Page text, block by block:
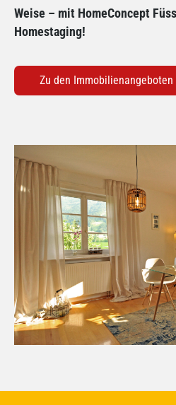
Weise – mit HomeConcept
Homestaging!
Zu den Immobilienangeboten